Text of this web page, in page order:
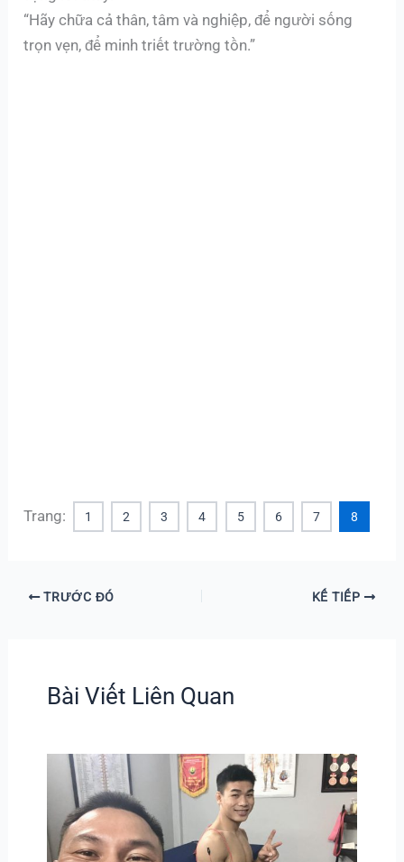
“Hãy chữa cả thân, tâm và nghiệp, để người sống
trọn vẹn, để minh triết trường tồn.”
Trang: 1 2 3 4 5 6 7 8
TRƯỚC ĐÓ KẾ TIẾP
Bài Viết Liên Quan